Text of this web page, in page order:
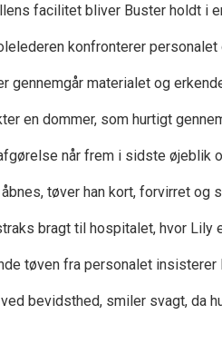
facilitet bliver Buster holdt i
konfronterer
gennemgår materialet og
en dommer, som hurtigt
når frem i sidste øjeblik
tøver han kort, forvirret
bragt til hospitalet, hvor
tøven fra personalet insisterer
bevidsthed, smiler svagt, da